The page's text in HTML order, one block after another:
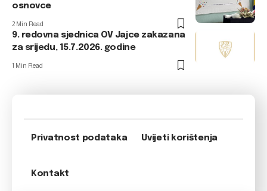
osnovce
2 Min Read
9. redovna sjednica OV Jajce zakazana
za srijedu, 15.7.2026. godine
1 Min Read
Privatnost podataka Uvijeti korištenja
Kontakt